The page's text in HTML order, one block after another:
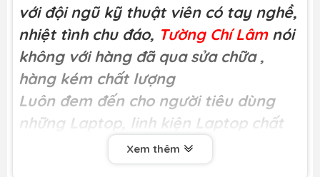
với đội ngũ kỹ thuật viên có tay nghề,
nhiệt tình chu đáo, Tường Chí Lâm nói
không với hàng đã qua sửa chữa ,
hàng kém chất lượng
Luôn đem đến cho người tiêu dùng
những Laptop, linh kiện Laptop chất
Miễn phí công thay tạiTường Chí Lâm
Xem thêm